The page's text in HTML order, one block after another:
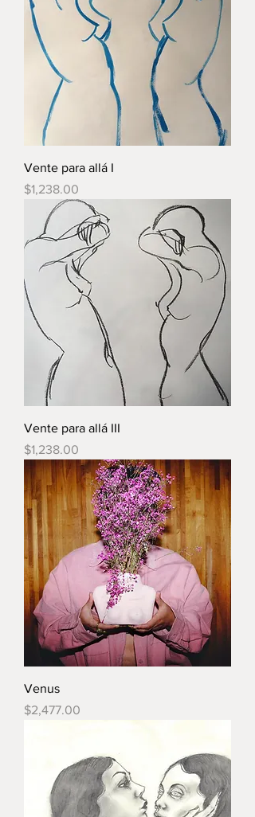
Vente para allá I
Precio
$1,238.00
Vente para allá III
Precio
$1,238.00
Venus
Precio
$2,477.00